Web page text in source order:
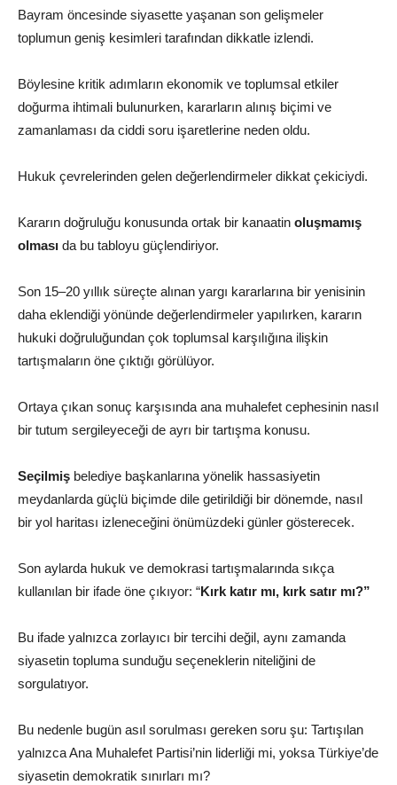
Bayram öncesinde siyasette yaşanan son gelişmeler
toplumun geniş kesimleri tarafından dikkatle izlendi.
Böylesine kritik adımların ekonomik ve toplumsal etkiler
doğurma ihtimali bulunurken, kararların alınış biçimi ve
zamanlaması da ciddi soru işaretlerine neden oldu.
Hukuk çevrelerinden gelen değerlendirmeler dikkat çekiciydi.
Kararın doğruluğu konusunda ortak bir kanaatin oluşmamış
olması da bu tabloyu güçlendiriyor.
Son 15–20 yıllık süreçte alınan yargı kararlarına bir yenisinin
daha eklendiği yönünde değerlendirmeler yapılırken, kararın
hukuki doğruluğundan çok toplumsal karşılığına ilişkin
tartışmaların öne çıktığı görülüyor.
Ortaya çıkan sonuç karşısında ana muhalefet cephesinin nasıl
bir tutum sergileyeceği de ayrı bir tartışma konusu.
Seçilmiş belediye başkanlarına yönelik hassasiyetin
meydanlarda güçlü biçimde dile getirildiği bir dönemde, nasıl
bir yol haritası izleneceğini önümüzdeki günler gösterecek.
Son aylarda hukuk ve demokrasi tartışmalarında sıkça
kullanılan bir ifade öne çıkıyor: “Kırk katır mı, kırk satır mı?”
Bu ifade yalnızca zorlayıcı bir tercihi değil, aynı zamanda
siyasetin topluma sunduğu seçeneklerin niteliğini de
sorgulatıyor.
Bu nedenle bugün asıl sorulması gereken soru şu: Tartışılan
yalnızca Ana Muhalefet Partisi’nin liderliği mi, yoksa Türkiye’de
siyasetin demokratik sınırları mı?